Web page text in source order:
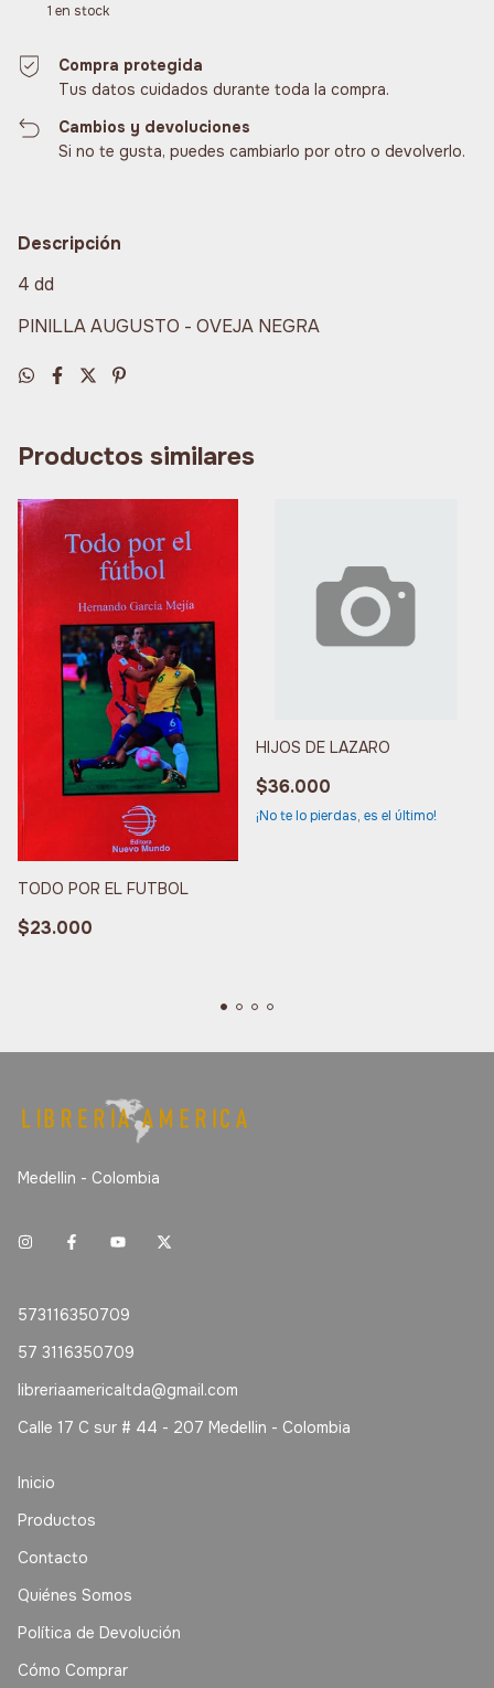
1 en stock
Compra protegida
Tus datos cuidados durante toda la compra.
Cambios y devoluciones
Si no te gusta, puedes cambiarlo por otro o devolverlo.
Descripción
4 dd
PINILLA AUGUSTO - OVEJA NEGRA
Productos similares
TODO POR EL FUTBOL
$23.000
HIJOS DE LAZARO
$36.000
¡No te lo pierdas, es el último!
Medellin - Colombia
573116350709
57 3116350709
libreriaamericaltda@gmail.com
Calle 17 C sur # 44 - 207 Medellin - Colombia
Inicio
Productos
Contacto
Quiénes Somos
Política de Devolución
Cómo Comprar